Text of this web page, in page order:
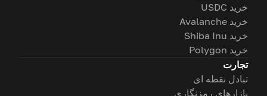
خرید USDC
خرید Avalanche
خرید Shiba Inu
خرید Polygon
تجارت
تبادل نقطه ای
بازارهای رمزنگاری